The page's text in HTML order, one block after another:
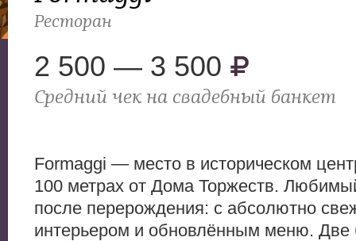
Ресторан
2 500 — 3 500
Средний чек на свадебный банкет
Formaggi — место в историческом
100 метрах от Дома Торжеств.
после перерождения: с абсолютно
интерьером и обновлённым меню. Две